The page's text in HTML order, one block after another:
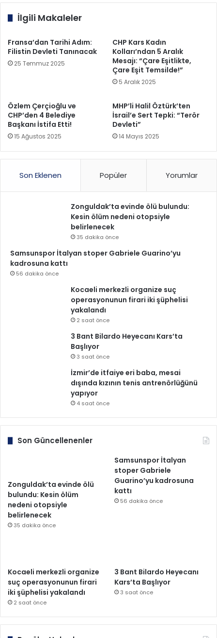
İlgili Makaleler
Fransa’dan Tarihi Adım:
Filistin Devleti Tanınacak
25 Temmuz 2025
CHP Kars Kadın
Kolları’ndan 5 Aralık
Mesajı: “Çare Eşitlikte,
Çare Eşit Temsilde!”
5 Aralık 2025
Özlem Çerçioğlu ve
CHP’den 4 Belediye
Başkanı İstifa Etti!
15 Ağustos 2025
MHP’li Halil Öztürk’ten
İsrail’e Sert Tepki: “Terör
Devleti”
14 Mayıs 2025
Son Eklenen Popüler Yorumlar
Zonguldak’ta evinde ölü bulundu:
Kesin ölüm nedeni otopsiyle
belirlenecek
35 dakika önce
Samsunspor İtalyan stoper Gabriele Guarino’yu
kadrosuna kattı
56 dakika önce
Kocaeli merkezli organize suç
operasyonunun firari iki şüphelisi
yakalandı
2 saat önce
3 Bant Bilardo Heyecanı Kars’ta
Başlıyor
3 saat önce
İzmir’de itfaiye eri baba, mesai
dışında kızının tenis antrenörlüğünü
yapıyor
4 saat önce
Son Güncellenenler
Zonguldak’ta evinde ölü
bulundu: Kesin ölüm
nedeni otopsiyle
belirlenecek
35 dakika önce
Samsunspor İtalyan
stoper Gabriele
Guarino’yu kadrosuna
kattı
56 dakika önce
Kocaeli merkezli organize
suç operasyonunun firari
iki şüphelisi yakalandı
2 saat önce
3 Bant Bilardo Heyecanı
Kars’ta Başlıyor
3 saat önce